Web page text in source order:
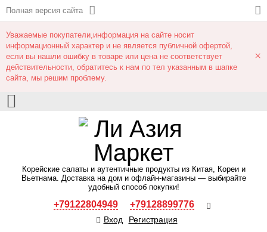
Полная версия сайта
Уважаемые покупатели,информация на сайте носит
информационный характер и не является публичной офертой,
если вы нашли ошибку в товаре или цена не соответствует
действительности, обратитесь к нам по тел указанным в шапке
сайта, мы решим проблему.
×
Корейские салаты и аутентичные продукты из Китая, Кореи и
Вьетнама. Доставка на дом и офлайн‑магазины — выбирайте
удобный способ покупки!
+79122804949 +79128899776
Вход Регистрация